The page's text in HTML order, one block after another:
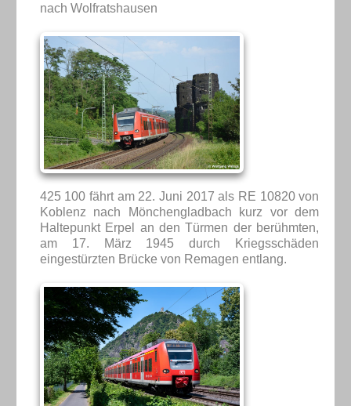
nach Wolfratshausen
425 100 fährt am 22. Juni 2017 als RE 10820 von
Koblenz nach Mönchengladbach kurz vor dem
Haltepunkt Erpel an den Türmen der berühmten,
am 17. März 1945 durch Kriegsschäden
eingestürzten Brücke von Remagen entlang.